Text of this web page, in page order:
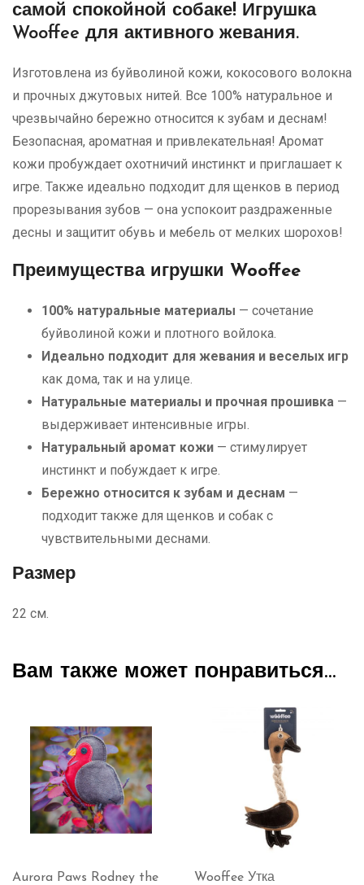
самой спокойной собаке! Игрушка
Wooffee для активного жевания.
Изготовлена ​​из буйволиной кожи, кокосового волокна
и прочных джутовых нитей. Все 100% натуральное и
чрезвычайно бережно относится к зубам и деснам!
Безопасная, ароматная и привлекательная! Аромат
кожи пробуждает охотничий инстинкт и приглашает к
игре. Также идеально подходит для щенков в период
прорезывания зубов — она успокоит раздраженные
десны и защитит обувь и мебель от мелких шорохов!
Преимущества игрушки Wooffee
100% натуральные материалы — сочетание
буйволиной кожи и плотного войлока.
Идеально подходит для жевания и веселых игр
как дома, так и на улице.
Натуральные материалы и прочная прошивка —
выдерживает интенсивные игры.
Натуральный аромат кожи — стимулирует
инстинкт и побуждает к игре.
Бережно относится к зубам и деснам —
подходит также для щенков и собак с
чувствительными деснами.
Размер
22 см.
Вам также может понравиться…
Aurora Paws Rodney the
Wooffee Утка